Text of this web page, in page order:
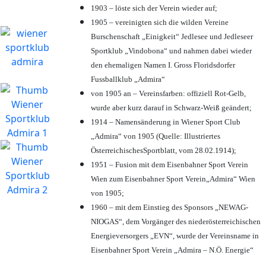
1903 – löste sich der Verein wieder auf;
1905 – vereinigten sich die wilden Vereine
Burschenschaft „Einigkeit“ Jedlesee und Jedleseer
Sportklub „Vindobona“ und nahmen dabei wieder
den ehemaligen Namen I. Gross Floridsdorfer
Fussballklub „Admira“
von 1905 an – Vereinsfarben: offiziell Rot-Gelb,
wurde aber kurz darauf in Schwarz-Weiß geändert;
1914 – Namensänderung in Wiener Sport Club
„Admira“ von 1905 (Quelle: Illustriertes
ÖsterreichischesSportblatt, vom 28.02.1914);
1951 – Fusion mit dem Eisenbahner Sport Verein
Wien zum Eisenbahner Sport Verein„Admira“ Wien
von 1905;
1960 – mit dem Einstieg des Sponsors „NEWAG-
NIOGAS“, dem Vorgänger des niederösterreichischen
Energieversorgers „EVN“, wurde der Vereinsname in
Eisenbahner Sport Verein „Admira – N.Ö. Energie“